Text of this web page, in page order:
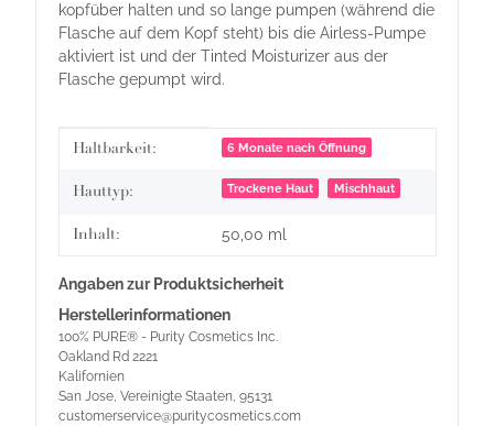
kopfüber halten und so lange pumpen (während die
Flasche auf dem Kopf steht) bis die Airless-Pumpe
aktiviert ist und der Tinted Moisturizer aus der
Flasche gepumpt wird.
Produkteigenschaft
Wert
Haltbarkeit: 6 Monate nach Öffnung
Hauttyp: Trockene Haut Mischhaut
Inhalt: 50,00 ml
Angaben zur Produktsicherheit
Herstellerinformationen
100% PURE® - Purity Cosmetics Inc.
Oakland Rd 2221
Kalifornien
San Jose, Vereinigte Staaten, 95131
customerservice@puritycosmetics.com